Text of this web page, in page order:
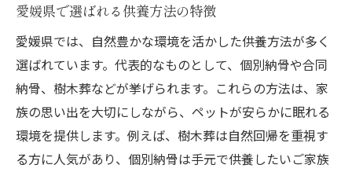
愛媛県で選ばれる供養方法の特徴
愛媛県では、自然豊かな環境を活かした供養方法が多く
選ばれています。代表的なものとして、個別納骨や合同
納骨、樹木葬などが挙げられます。これらの方法は、家
族の思い出を大切にしながら、ペットが安らかに眠れる
環境を提供します。例えば、樹木葬は自然回帰を重視す
る方に人気があり、個別納骨は手元で供養したいご家族